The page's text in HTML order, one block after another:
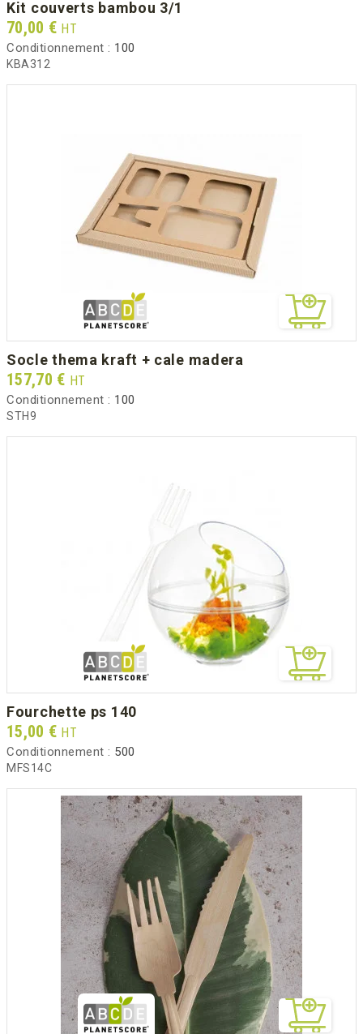
kit couverts bambou 3/1
Prix
70,00 € HT
Conditionnement : 100
KBA312
socle thema kraft + cale madera
Prix
157,70 € HT
Conditionnement : 100
STH9
fourchette ps 140
Prix
15,00 € HT
Conditionnement : 500
MFS14C